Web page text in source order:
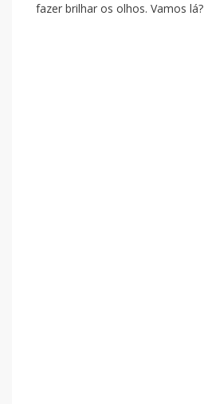
fazer brilhar os olhos. Vamos lá?